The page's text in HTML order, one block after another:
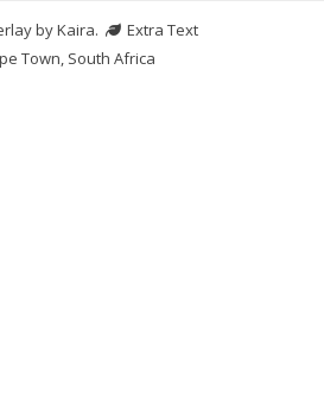
byKaira.
Extra Text
Town, South Africa